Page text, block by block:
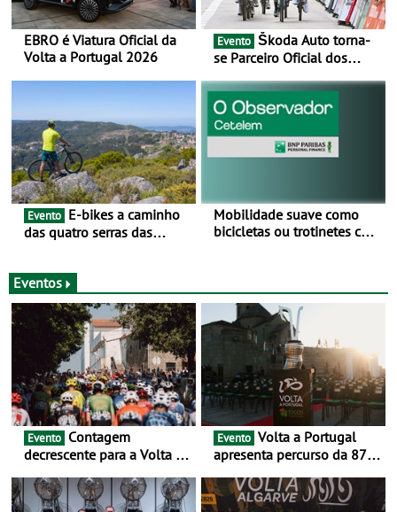
EBRO é Viatura Oficial da
Volta a Portugal 2026
Evento
se Parceiro Oficial dos
BTT e Gravel da UCI - Para
os anos de 2025 e 2026
Evento
das quatro serras das
e 10 de Junho
Mobilidade suave como
bicicletas ou trotinetes com
usam os automóveis
exclusivamente em áreas
urbanas
Eventos
Evento
decrescente para a Volta a
as 17 equipas de 2026
Evento
apresenta percurso da 87.ª
novo ciclo rumo ao
centenário